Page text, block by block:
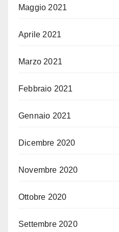
Maggio 2021
Aprile 2021
Marzo 2021
Febbraio 2021
Gennaio 2021
Dicembre 2020
Novembre 2020
Ottobre 2020
Settembre 2020